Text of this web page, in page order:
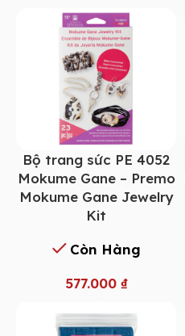
Bộ trang sức PE 4052
Mokume Gane – Premo
Mokume Gane Jewelry
Kit
Còn Hàng
577.000 ₫